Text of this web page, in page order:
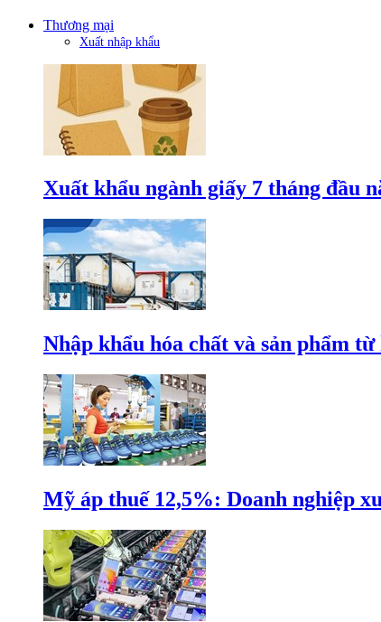
Thương mại
Xuất nhập khẩu
Xuất khẩu ngành giấy 7 tháng đầu
Nhập khẩu hóa chất và sản phẩm
Mỹ áp thuế 12,5%: Doanh nghiệp